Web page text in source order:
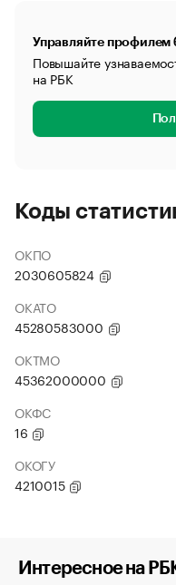
Управляйте профилем
Повышайте
на РБК
Коды
ОКПО
2030605824
ОКАТО
45280583000
ОКТМО
45362000000
ОКФС
16
ОКОГУ
4210015
Интересное на